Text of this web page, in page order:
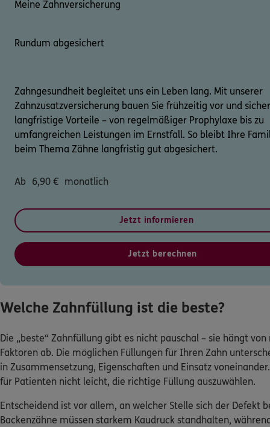
Meine Zahnversicherung
Rundum abgesichert
Zahngesundheit begleitet uns ein Leben lang. Mit unserer
Zahnzusatzversicherung bauen Sie frühzeitig vor und
langfristige Vorteile – von regelmäßiger Prophylaxe bis zu
umfangreichen Leistungen im Ernstfall. So bleibt Ihre
beim Thema Zähne langfristig gut abgesichert.
Ab 6,90 € monatlich
Jetzt informieren
Jetzt berechnen
Welche Zahnfüllung ist die beste?
Die „beste“ Zahnfüllung gibt es nicht pauschal – sie hängt
Faktoren ab. Die möglichen Füllungen für Ihren Zahn
in Zusammensetzung, Eigenschaften und Einsatz
für Patienten nicht leicht, die richtige Füllung auszuwählen.
Entscheidend ist vor allem, an welcher Stelle sich der Defekt
Backenzähne müssen starkem Kaudruck standhalten,